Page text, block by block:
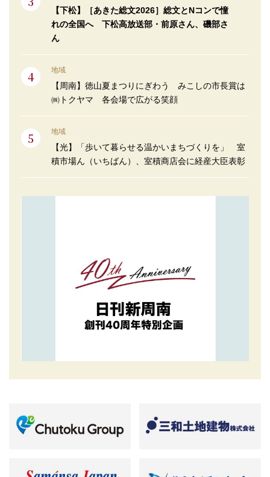
【下松】［あきた総文2026］総文とNコンで憧
れの全国へ 下松高放送部・前原さん、磯部さ
ん
地域
【周南】徳山夏まつりにぎわう みこしの市長賞は
㈱トクヤマ 各会場で広がる笑顔
地域
【光】「歩いて暮らせる温かいまちづくりを」 室
積市場ん（いちばん）、室積商店会に経産大臣表彰